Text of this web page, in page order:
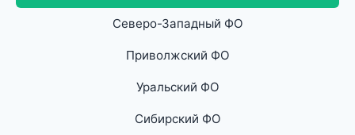
Северо-Западный ФО
Приволжский ФО
Уральский ФО
Сибирский ФО